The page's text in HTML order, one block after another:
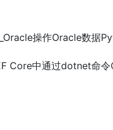
操作Oracle数据
Core中通过dotnet命